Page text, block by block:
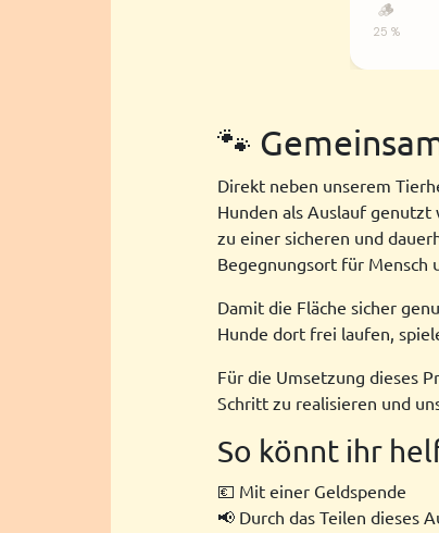
🐾
Direkt neben unserem
Hunden als Auslauf
zu einer sicheren und
Begegnungsort für Mensch
Damit die Fläche sicher
Hunde dort frei laufen,
Für die Umsetzung dieses
Schritt zu realisieren und
So könnt ihr
💶 Mit einer Geldspende
📢 Durch das Teilen dieses